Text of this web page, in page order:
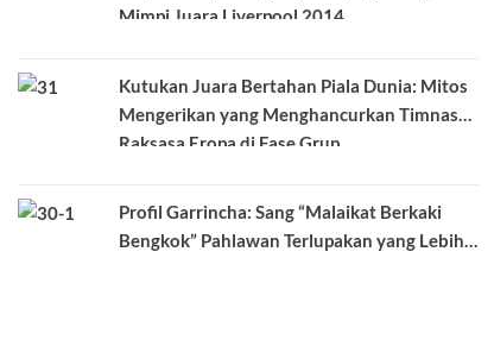
Mimpi Juara Liverpool 2014
Kutukan Juara Bertahan Piala Dunia: Mitos
Mengerikan yang Menghancurkan Timnas
Raksasa Eropa di Fase Grup
Profil Garrincha: Sang “Malaikat Berkaki
Bengkok” Pahlawan Terlupakan yang Lebih